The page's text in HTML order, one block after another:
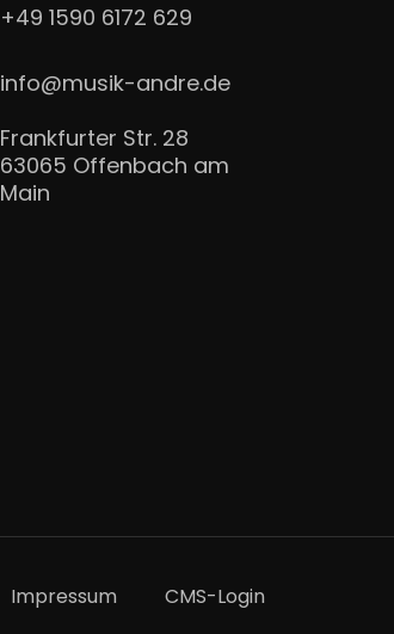
+49 1590 6172 629
info@musik-andre.de
Frankfurter Str. 28
63065 Offenbach am
Main
Impressum CMS-Login